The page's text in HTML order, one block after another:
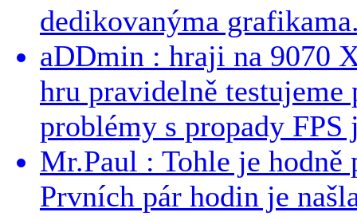
dedikovanýma
aDDmin : hraji na 9070
hru pravidelně testujeme
problémy s propady FPS
Mr.Paul : Tohle je hodně
Prvních pár hodin je